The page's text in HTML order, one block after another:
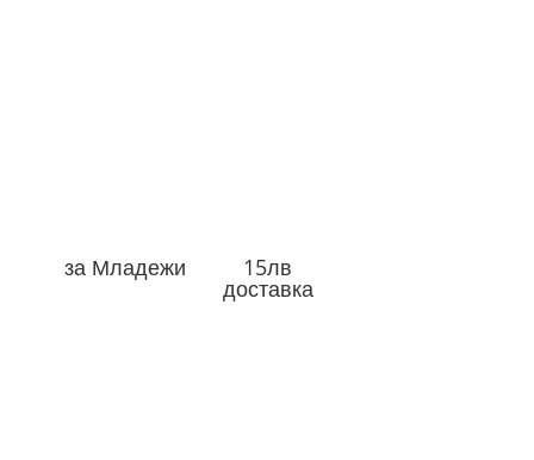
за Младежи 15лв
доставка